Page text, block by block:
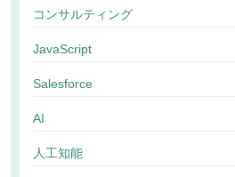
コンサルティング
JavaScript
Salesforce
AI
人工知能